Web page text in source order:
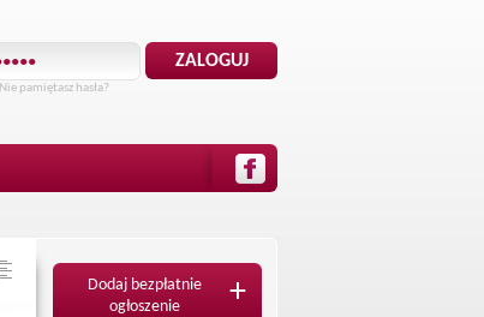
Nie pamiętasz hasła?
Dodaj bezpłatnie
ogłoszenie
+